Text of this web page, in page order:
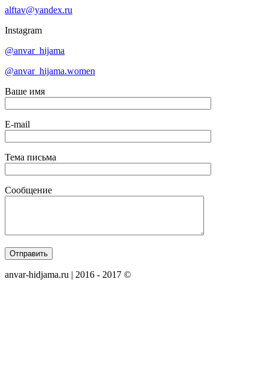
alftav@yandex.ru
Instagram
@anvar_hijama
@anvar_hijama.women
Ваше имя
E-mail
Тема письма
Сообщение
anvar-hidjama.ru | 2016 - 2017 ©